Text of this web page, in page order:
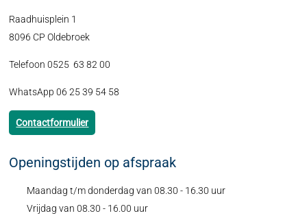
Raadhuisplein 1
8096 CP Oldebroek
Telefoon 0525 63 82 00
WhatsApp 06 25 39 54 58
Contactformulier
Openingstijden op afspraak
Maandag t/m donderdag van 08.30 - 16.30 uur
Vrijdag van 08.30 - 16.00 uur